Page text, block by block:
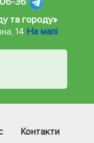
та городу»
14 На мапі
Контакти